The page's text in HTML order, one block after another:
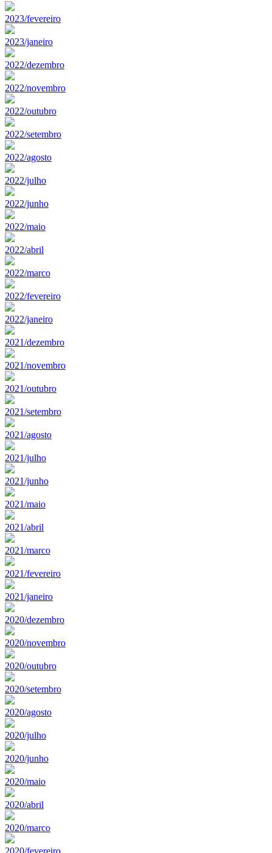
2023/fevereiro
2023/janeiro
2022/dezembro
2022/novembro
2022/outubro
2022/setembro
2022/agosto
2022/julho
2022/junho
2022/maio
2022/abril
2022/marco
2022/fevereiro
2022/janeiro
2021/dezembro
2021/novembro
2021/outubro
2021/setembro
2021/agosto
2021/julho
2021/junho
2021/maio
2021/abril
2021/marco
2021/fevereiro
2021/janeiro
2020/dezembro
2020/novembro
2020/outubro
2020/setembro
2020/agosto
2020/julho
2020/junho
2020/maio
2020/abril
2020/marco
2020/fevereiro